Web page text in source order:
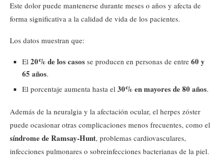
Este dolor puede mantenerse durante meses o años y afecta de
forma significativa a la calidad de vida de los pacientes.
Los datos muestran que:
El 20% de los casos se producen en personas de entre 60 y
65 años.
El porcentaje aumenta hasta el 30% en mayores de 80 años.
Además de la neuralgia y la afectación ocular, el herpes zóster
puede ocasionar otras complicaciones menos frecuentes, como el
síndrome de Ramsay-Hunt, problemas cardiovasculares,
infecciones pulmonares o sobreinfecciones bacterianas de la piel.